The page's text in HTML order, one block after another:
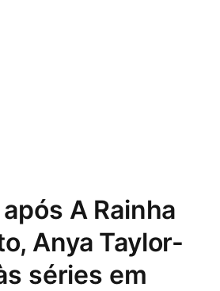
A Rainha
Anya Taylor-
séries em